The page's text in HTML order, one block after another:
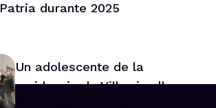
Patria durante 2025
Un adolescente de la
residencia de Villarrica lleva